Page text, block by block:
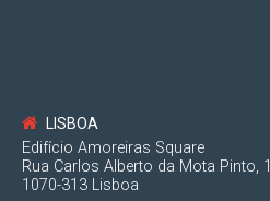
LISBOA
Edifício Amoreiras Square
Rua Carlos Alberto da Mota Pinto,
1070-313 Lisboa